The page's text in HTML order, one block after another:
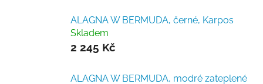
ALAGNA W BERMUDA, černé, Karpos
Skladem
2 245 Kč
ALAGNA W BERMUDA, modré zateplené